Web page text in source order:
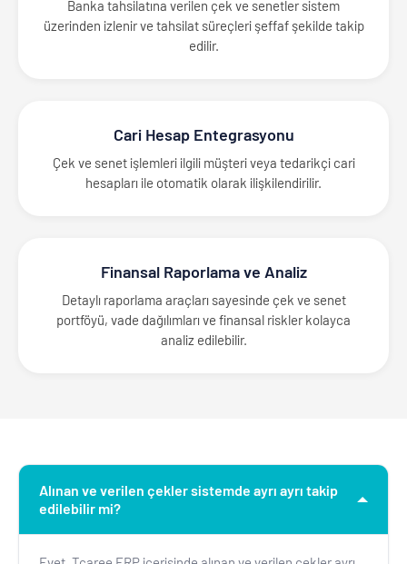
Banka tahsilatına verilen çek ve senetler sistem
üzerinden izlenir ve tahsilat süreçleri şeffaf şekilde takip
edilir.
Cari Hesap Entegrasyonu
Çek ve senet işlemleri ilgili müşteri veya tedarikçi cari
hesapları ile otomatik olarak ilişkilendirilir.
Finansal Raporlama ve Analiz
Detaylı raporlama araçları sayesinde çek ve senet
portföyü, vade dağılımları ve finansal riskler kolayca
analiz edilebilir.
Alınan ve verilen çekler sistemde ayrı ayrı takip
edilebilir mi?